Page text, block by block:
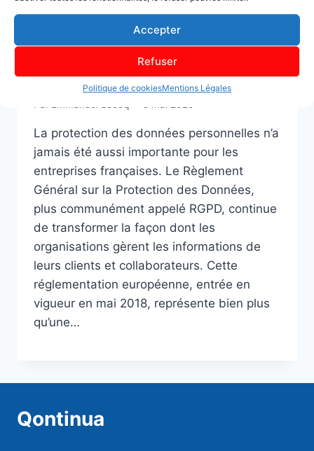
Accepter
Refuser
Politique de cookiesMentions Légales
Comprendre la
réglementation sur la
protection des données
Par Emmanuel Lecoq 9 mai 2025
La protection des données personnelles n’a
jamais été aussi importante pour les
entreprises françaises. Le Règlement
Général sur la Protection des Données,
plus communément appelé RGPD, continue
de transformer la façon dont les
organisations gèrent les informations de
leurs clients et collaborateurs. Cette
réglementation européenne, entrée en
vigueur en mai 2018, représente bien plus
qu’une…
Qontinua